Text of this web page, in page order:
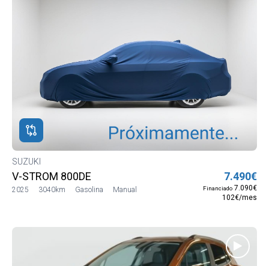
Carrocería, año y Kms. (1)
SUZUKI
V-STROM 800DE
2025 3040km Gasolina Manual
7.490€
Financiado 7.090€
102€/mes